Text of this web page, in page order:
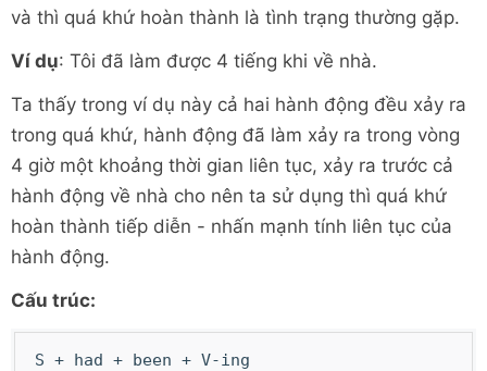
và thì quá khứ hoàn thành là tình trạng thường gặp.
Ví dụ: Tôi đã làm được 4 tiếng khi về nhà.
Ta thấy trong ví dụ này cả hai hành động đều xảy ra
trong quá khứ, hành động đã làm xảy ra trong vòng
4 giờ một khoảng thời gian liên tục, xảy ra trước cả
hành động về nhà cho nên ta sử dụng thì quá khứ
hoàn thành tiếp diễn - nhấn mạnh tính liên tục của
hành động.
Cấu trúc:
S + had + been + V-ing